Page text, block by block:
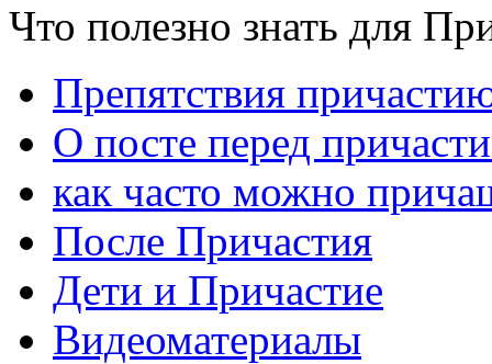
Что полезно знать для
Препятствия
О посте перед
как часто можно
После Причастия
Дети и Причастие
Видеоматериалы